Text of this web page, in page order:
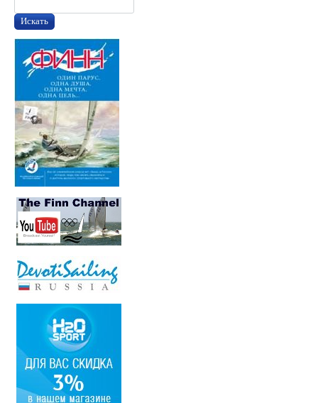
Искать